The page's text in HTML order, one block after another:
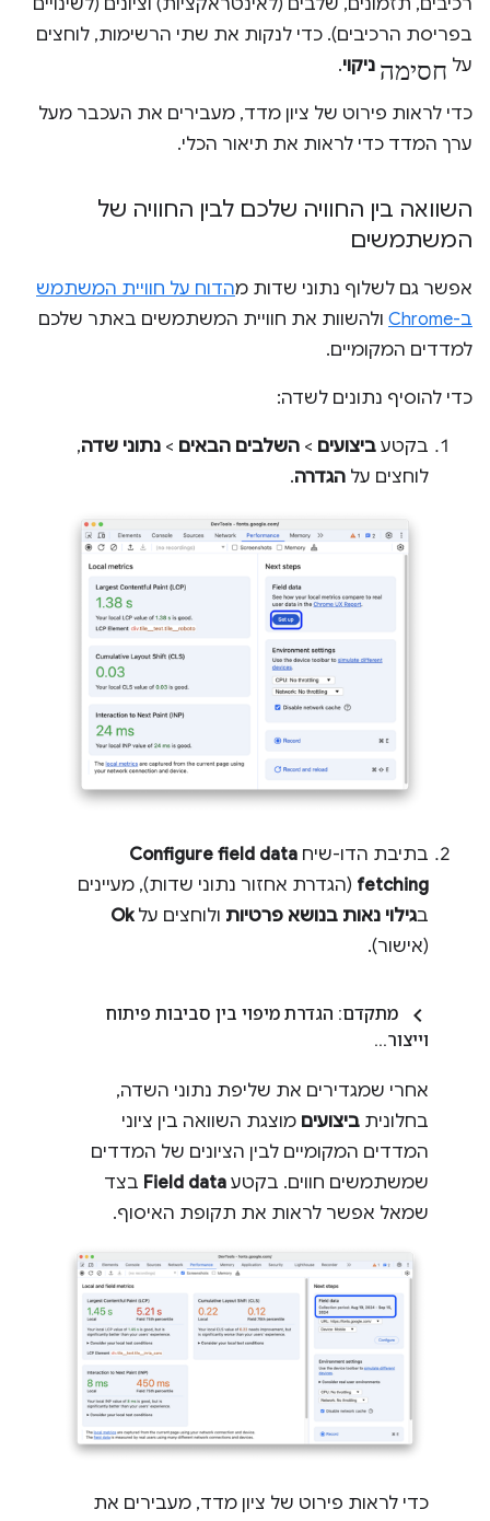
רכיבים, תזמונים, שלבים (לאינטראקציות) וציונים (לשינויים
בפריסת הרכיבים). כדי לנקות את שתי הרשימות, לוחצים
על חסימה ניקוי.
כדי לראות פירוט של ציון מדד, מעבירים את העכבר מעל
ערך המדד כדי לראות את תיאור הכלי.
השוואה בין החוויה שלכם לבין החוויה של
המשתמשים
אפשר גם לשלוף נתוני שדות מהדוח על חוויית המשתמש
ב-Chrome
ולהשוות את חוויית המשתמשים באתר שלכם
למדדים המקומיים.
כדי להוסיף נתונים לשדה:
בקטע ביצועים > השלבים הבאים > נתוני שדה,
לוחצים על הגדרה.
בתיבת הדו-שיח Configure field data
fetching (הגדרת אחזור נתוני שדות), מעיינים
בגילוי נאות בנושא פרטיות ולוחצים עלOk
(אישור).
מתקדם: הגדרת מיפוי בין סביבות פיתוח
וייצור.
.
.
אחרי שמגדירים את שליפת נתוני השדה,
בחלונית ביצועים מוצגת השוואה בין ציוני
המדדים המקומיים לבין הציונים של המדדים
שמשתמשים חווים. בקטע Field data בצד
שמאל אפשר לראות את תקופת האיסוף.
כדי לראות פירוט של ציון מדד, מעבירים את